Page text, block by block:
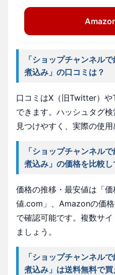
「ショップチャンネル
煮込み」の口コミは？
口コミはX（旧Twitter）
できます。ハッシュタグ
見つけやすく、実際の使用
「ショップチャンネル
煮込み」の価格を比較
価格の推移・最安値は「
値.com」、Amazonの価
で確認可能です。複数サ
ましょう。
「ショップチャンネル
煮込み」は送料無料で買